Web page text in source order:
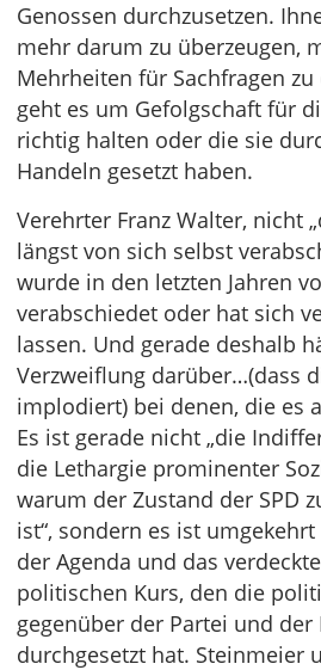
Genossen durchzusetzen.
mehr darum zu überzeugen,
Mehrheiten für Sachfragen
geht es um Gefolgschaft für
richtig halten oder die sie
Handeln gesetzt haben.
Verehrter Franz Walter, nicht
längst von sich selbst
wurde in den letzten Jahren
verabschiedet oder hat sich
lassen. Und gerade deshalb
Verzweiflung darüber…(dass
implodiert) bei denen, die es
Es ist gerade nicht „die
die Lethargie prominenter
warum der Zustand der SPD
ist“, sondern es ist
der Agenda und das
politischen Kurs, den die
gegenüber der Partei und der
durchgesetzt hat. Steinmeier